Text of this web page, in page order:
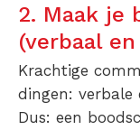
2. Maak je
(verbaal
Krachtige
dingen:
Dus: een